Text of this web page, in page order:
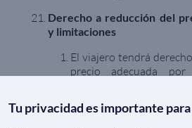
Derecho a reducción del
y limitaciones
El viajero tendrá
precio adecuada
Tu privacidad es importante